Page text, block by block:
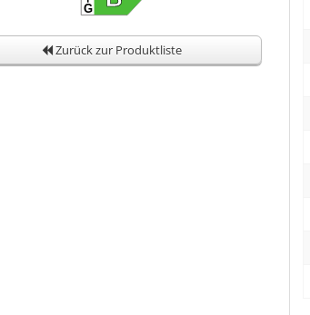
Zurück zur Produktliste